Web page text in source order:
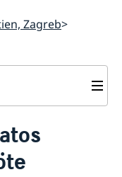
Zagreb